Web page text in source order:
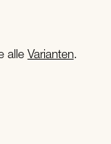
alle Varianten.